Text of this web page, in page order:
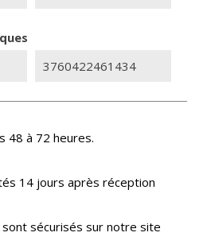
3760422461434
48 à 72 heures.
14 jours après réception
sécurisés sur notre site